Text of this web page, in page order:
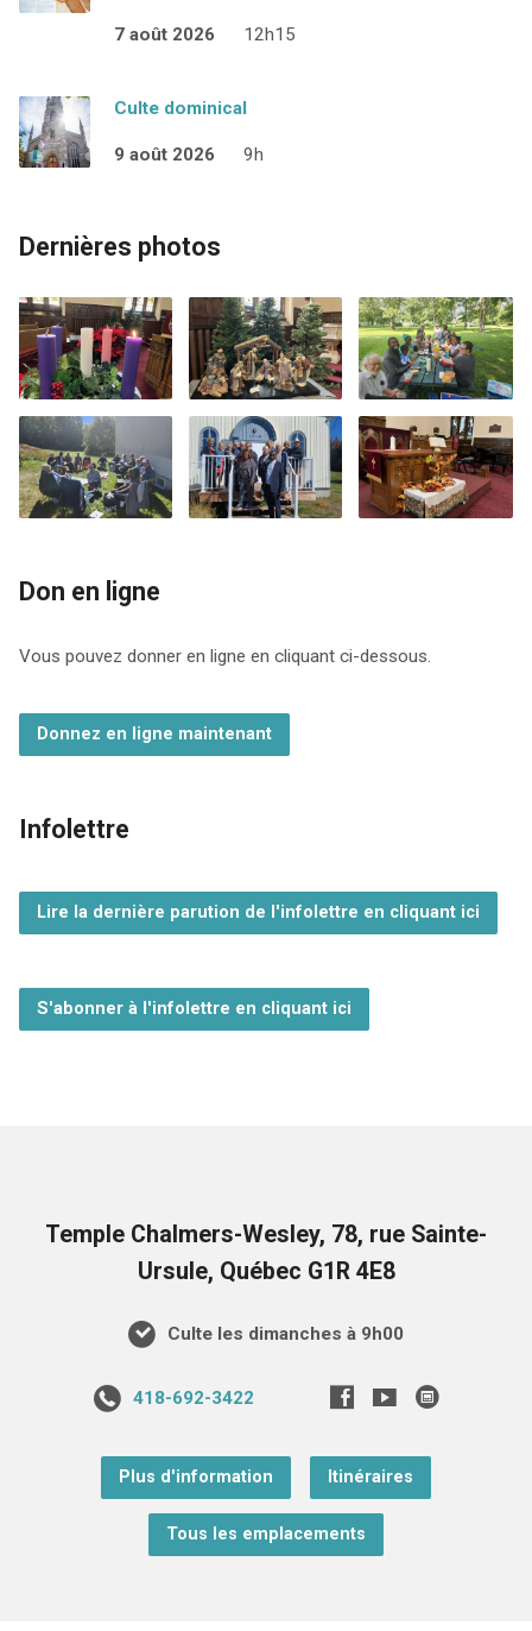
7 août 2026 12h15
Culte dominical
9 août 2026 9h
Dernières photos
Don en ligne
Vous pouvez donner en ligne en cliquant ci-dessous.
Donnez en ligne maintenant
Infolettre
Lire la dernière parution de l'infolettre en cliquant ici
S'abonner à l'infolettre en cliquant ici
Temple Chalmers-Wesley, 78, rue Sainte-
Ursule, Québec G1R 4E8
Culte les dimanches à 9h00
418-692-3422
Plus d'information Itinéraires
Tous les emplacements